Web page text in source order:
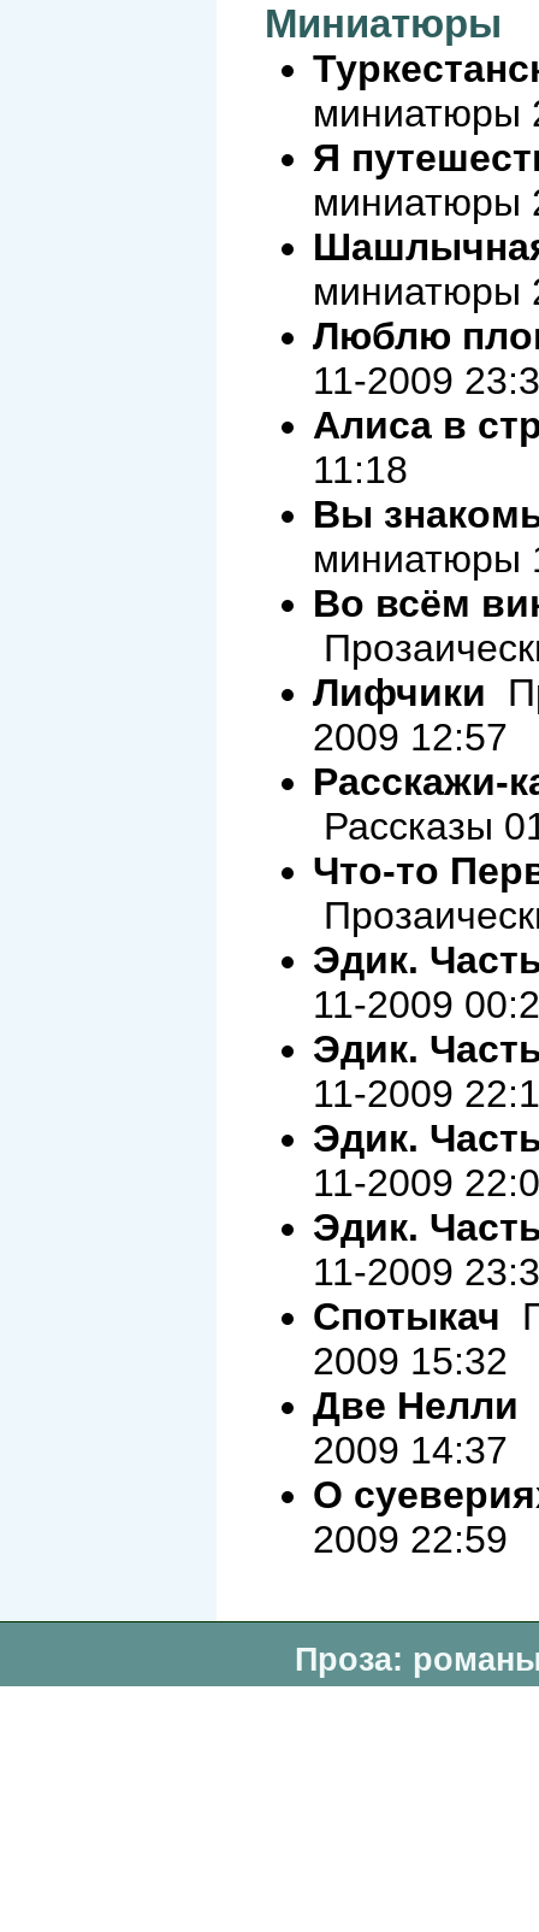
Миниатюры
миниатюры
Я
миниатюры
миниатюры
Люблю
11-2009
Алиса в
11:18
Вы
миниатюры
Во всём
Лифчики
2009 12:57
Расскажи-
Рассказы
Что-то
Эдик.
11-2009
Эдик.
11-2009
Эдик.
11-2009
Эдик.
11-2009
Спотыкач
2009 15:32
Две Нелли
2009 14:37
О
2009 22:59
Проза: